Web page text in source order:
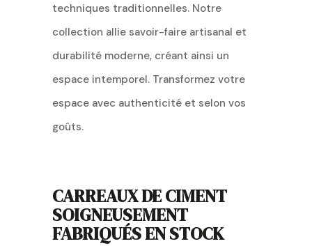
techniques traditionnelles. Notre
collection allie savoir-faire artisanal et
durabilité moderne, créant ainsi un
espace intemporel. Transformez votre
espace avec authenticité et selon vos
goûts.
CARREAUX DE CIMENT
SOIGNEUSEMENT
FABRIQUÉS EN STOCK